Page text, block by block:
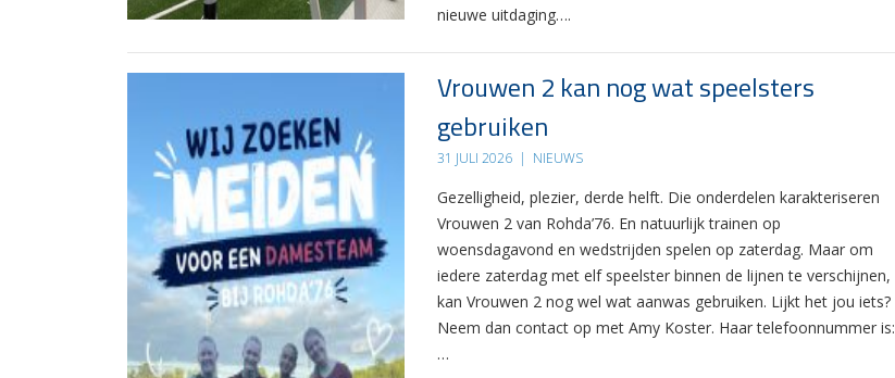
nieuwe uitdaging….
Vrouwen 2 kan nog wat speelsters
gebruiken
31 JULI 2026 | NIEUWS
Gezelligheid, plezier, derde helft. Die onderdelen karakteriseren
Vrouwen 2 van Rohda’76. En natuurlijk trainen op
woensdagavond en wedstrijden spelen op zaterdag. Maar om
iedere zaterdag met elf speelster binnen de lijnen te verschijnen,
kan Vrouwen 2 nog wel wat aanwas gebruiken. Lijkt het jou iets?
Neem dan contact op met Amy Koster. Haar telefoonnummer is:
…